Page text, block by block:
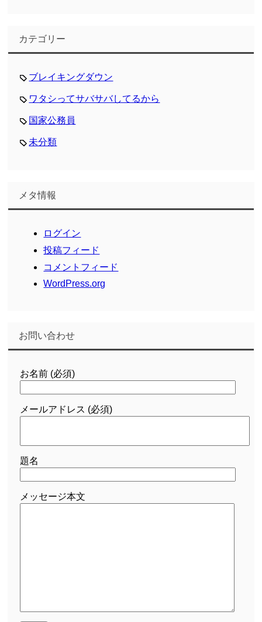
カテゴリー
ブレイキングダウン
ワタシってサバサバしてるから
国家公務員
未分類
メタ情報
ログイン
投稿フィード
コメントフィード
WordPress.org
お問い合わせ
お名前 (必須)
メールアドレス (必須)
題名
メッセージ本文